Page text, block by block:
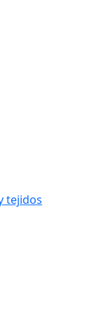
tejidos